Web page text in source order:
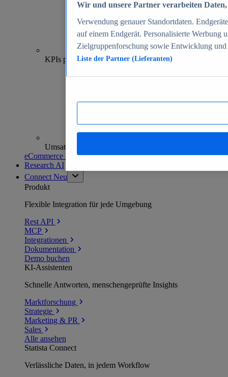
70+
KPIs pro Shop
Umsatzanalysen und -prognosen
eCommerce Insights entdecken
Research AI
Connect Neu
Produkt
Flexible Integration für jede Umgebung
Rest API
MCP
Integrationen
Dokumentation
Demo buchen
KI-Assistenten
Schnelle Antworten, menschengeprüfte Insights
Marktforschung
Strategie
Marketing & PR
Sales
Alle ansehen
Statista Connect
Verlässliche Daten, in jedem Workflow
Wir und unsere Partner verarbeiten
Verwendung genauer Standortdaten.
auf einem Endgerät. Personalisierte Werbung
Zielgruppenforschung sowie Entwicklung
Liste der Partner (Lieferanten)